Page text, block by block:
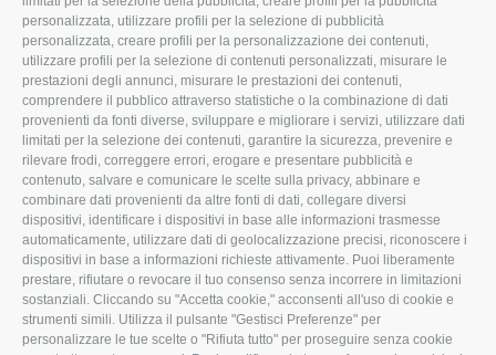
personalizzata, utilizzare profili per la selezione di pubblicità
personalizzata, creare profili per la personalizzazione dei contenuti,
utilizzare profili per la selezione di contenuti personalizzati, misurare le
prestazioni degli annunci, misurare le prestazioni dei contenuti,
comprendere il pubblico attraverso statistiche o la combinazione di dati
provenienti da fonti diverse, sviluppare e migliorare i servizi, utilizzare dati
limitati per la selezione dei contenuti, garantire la sicurezza, prevenire e
rilevare frodi, correggere errori, erogare e presentare pubblicità e
contenuto, salvare e comunicare le scelte sulla privacy, abbinare e
combinare dati provenienti da altre fonti di dati, collegare diversi
dispositivi, identificare i dispositivi in base alle informazioni trasmesse
automaticamente, utilizzare dati di geolocalizzazione precisi, riconoscere i
dispositivi in base a informazioni richieste attivamente. Puoi liberamente
prestare, rifiutare o revocare il tuo consenso senza incorrere in limitazioni
sostanziali. Cliccando su "Accetta cookie," acconsenti all'uso di cookie e
strumenti simili. Utilizza il pulsante "Gestisci Preferenze" per
personalizzare le tue scelte o "Rifiuta tutto" per proseguire senza cookie
Missione e Progetto
Organigramma aziendale
I Nostri Servizi
Uffici della Sede
provinciale
Le Sedi di Zona
Agricoltori S.r.l.
Whistleblowing
Confagricoltura Rovigo e
Agricoltori srl
Fiscale
Lavoro
Ambiente
Associazione
CONFAGRICOLTURA
ATTIVA
Notizie in evidenza
Eventi
Comunicati Stampa
Video